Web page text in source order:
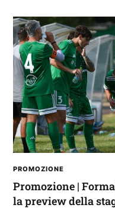
PROMOZIONE
Promozione |
la preview della